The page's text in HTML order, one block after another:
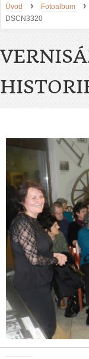
Úvod › Fotoalbum ›
DSCN3320